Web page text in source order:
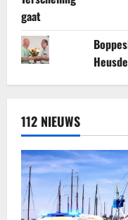
112 NIEUWS